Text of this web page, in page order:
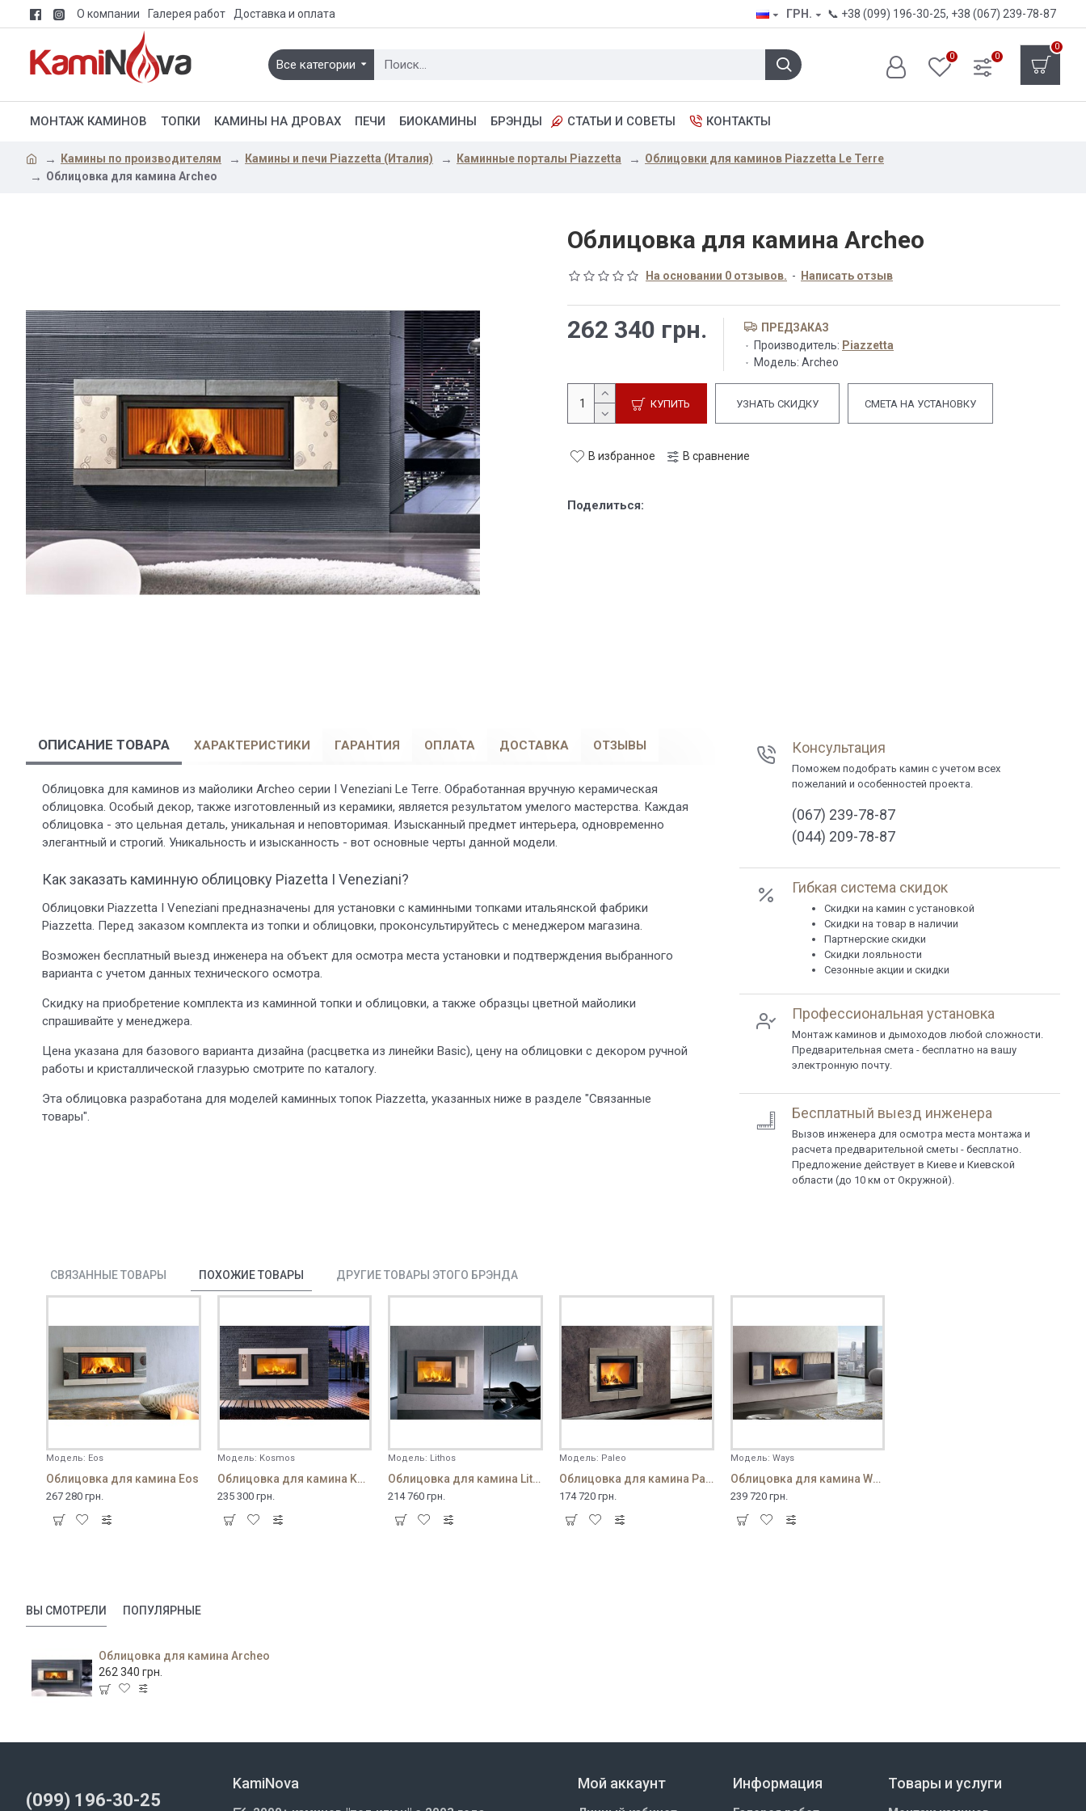
О компании Галерея работ Доставка и оплата ГРН. 📞 +38 (099) 196-30-25, +38 (067) 239-78-87
Все категории
0 0
0
МОНТАЖ КАМИНОВ ТОПКИ КАМИНЫ НА ДРОВАХ ПЕЧИ БИОКАМИНЫ БРЭНДЫ СТАТЬИ И СОВЕТЫ КОНТАКТЫ
Камины по производителям Камины и печи Piazzetta (Италия) Каминные порталы Piazzetta
Облицовки для каминов Piazzetta Le Terre
Облицовка для камина Archeo
Облицовка для камина Archeo
На основании 0 отзывов. - Написать отзыв
262 340 грн.
ПРЕДЗАКАЗ
Производитель: Piazzetta
Модель: Archeo
КУПИТЬ УЗНАТЬ СКИДКУ СМЕТА НА УСТАНОВКУ
В избранное В сравнение
Поделиться:
ОПИСАНИЕ ТОВАРА ХАРАКТЕРИСТИКИ ГАРАНТИЯ ОПЛАТА ДОСТАВКА ОТЗЫВЫ
Облицовка для каминов из майолики Archeo серии I Veneziani Le Terre. Обработанная вручную керамическая
облицовка. Особый декор, также изготовленный из керамики, является результатом умелого мастерства. Каждая
облицовка - это цельная деталь, уникальная и неповторимая. Изысканный предмет интерьера, одновременно
элегантный и строгий. Уникальность и изысканность - вот основные черты данной модели.
Как заказать каминную облицовку Piazetta I Veneziani?
Облицовки Piazzetta I Veneziani предназначены для установки с каминными топками итальянской фабрики
Piazzetta. Перед заказом комплекта из топки и облицовки, проконсультируйтесь с менеджером магазина.
Возможен бесплатный выезд инженера на объект для осмотра места установки и подтверждения выбранного
варианта с учетом данных технического осмотра.
Скидку на приобретение комплекта из каминной топки и облицовки, а также образцы цветной майолики
спрашивайте у менеджера.
Цена указана для базового варианта дизайна (расцветка из линейки Basic), цену на облицовки с декором ручной
работы и кристаллической глазурью смотрите по каталогу.
Эта облицовка разработана для моделей каминных топок Piazzetta, указанных ниже в разделе "Связанные
товары".
Консультация
Поможем подобрать камин с учетом всех
пожеланий и особенностей проекта.
(067) 239-78-87
(044) 209-78-87
Гибкая система скидок
Cкидки на камин с установкой
Скидки на товар в наличии
Партнерские скидки
Скидки лояльности
Сезонные акции и скидки
Профессиональная установка
Монтаж каминов и дымоходов любой сложности.
Предварительная смета - бесплатно на вашу
электронную почту.
Бесплатный выезд инженера
Вызов инженера для осмотра места монтажа и
расчета предварительной сметы - бесплатно.
Предложение действует в Киеве и Киевской
области (до 10 км от Окружной).
СВЯЗАННЫЕ ТОВАРЫ ПОХОЖИЕ ТОВАРЫ ДРУГИЕ ТОВАРЫ ЭТОГО БРЭНДА
Модель: Eos
Облицовка для камина Eos
267 280 грн.
Модель: Kosmos
Облицовка для камина Kosmos
235 300 грн.
Модель: Lithos
Облицовка для камина Lithos
214 760 грн.
Модель: Paleo
Облицовка для камина Paleo
174 720 грн.
Модель: Ways
Облицовка для камина Ways
239 720 грн.
ВЫ СМОТРЕЛИ ПОПУЛЯРНЫЕ
Облицовка для камина Archeo
262 340 грн.
(099) 196-30-25
KamiNova Мой аккаунт Информация Товары и услуги